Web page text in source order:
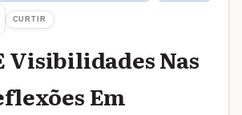
CURTIR
Visibilidades Nas
Em